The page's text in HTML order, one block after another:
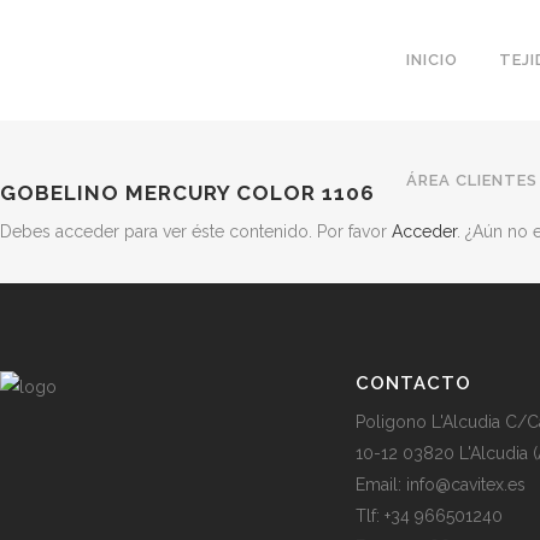
INICIO
ÁREA CLIENTES
GOBELINO MERCURY COLOR 1106
Debes acceder para ver éste contenido. Por favor Acceder. ¿Aún no
CONTACTO
Poligono L'Alcudia C/
10-12 03820 L'Alcudia
Email: info@cavitex.es
Tlf: +34 966501240